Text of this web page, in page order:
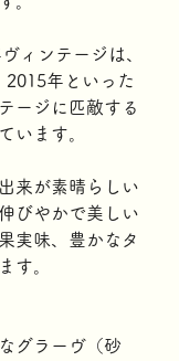
ィンテージは、
2015年といった
ージに匹敵する
います。
来が素晴らしい
びやかで美しい
実味、豊かなタ
す。
グラーヴ（砂